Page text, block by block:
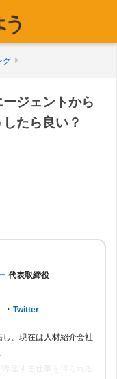
グ
ージェントから
たら良い？
代表取締役
・ Twitter
、現在は人材紹介会社